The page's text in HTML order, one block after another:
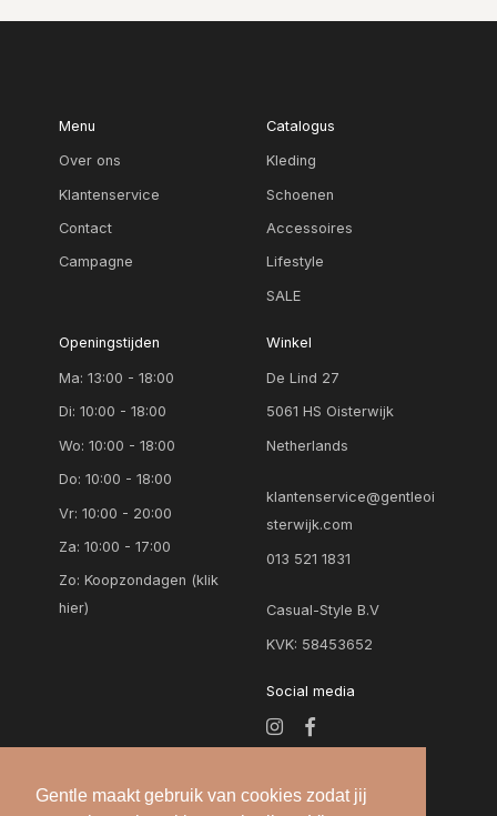
Gentle maakt gebruik van cookies zodat jij
Menu
Over ons
Klantenservice
Contact
Campagne
Catalogus
Kleding
Schoenen
Accessoires
Lifestyle
SALE
Openingstijden
Ma: 13:00 - 18:00
Di: 10:00 - 18:00
Wo: 10:00 - 18:00
Do: 10:00 - 18:00
Vr: 10:00 - 20:00
Za: 10:00 - 17:00
Zo:Koopzondagen (klik
hier)
Winkel
De Lind 27
5061 HS Oisterwijk
Netherlands
klantenservice@gentleoi
sterwijk.com
013 521 1831
Casual-Style B.V
KVK: 58453652
Social media